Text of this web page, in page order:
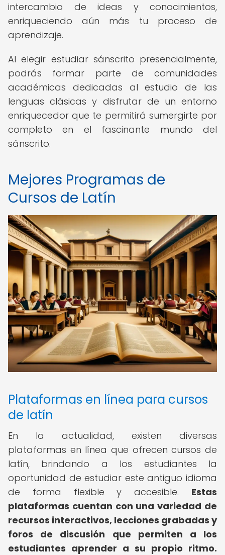
intercambio de ideas y conocimientos,
enriqueciendo aún más tu proceso de
aprendizaje.
Al elegir estudiar sánscrito presencialmente,
podrás formar parte de comunidades
académicas dedicadas al estudio de las
lenguas clásicas y disfrutar de un entorno
enriquecedor que te permitirá sumergirte por
completo en el fascinante mundo del
sánscrito.
Mejores Programas de
Cursos de Latín
Plataformas en línea para cursos
de latín
En la actualidad, existen diversas
plataformas en línea que ofrecen cursos de
latín, brindando a los estudiantes la
oportunidad de estudiar este antiguo idioma
de forma flexible y accesible. Estas
plataformas cuentan con una variedad de
recursos interactivos, lecciones grabadas y
foros de discusión que permiten a los
estudiantes aprender a su propio ritmo.